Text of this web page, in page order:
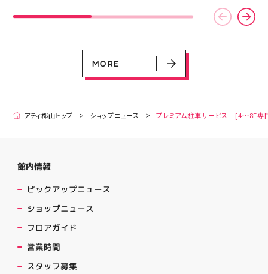
MORE
MORE
アティ郡山トップ ショップニュース プレミアム駐車サービス [4～8F専
館内情報
ピックアップニュース
ショップニュース
フロアガイド
営業時間
スタッフ募集